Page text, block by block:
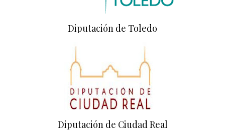
Diputación de Toledo
Diputación de Ciudad Real